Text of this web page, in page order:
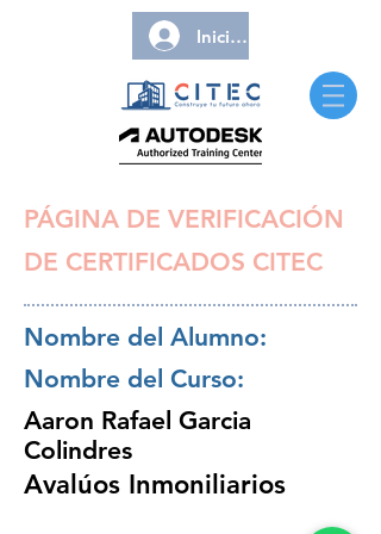
Iniciar sesión
PÁGINA DE VERIFICACIÓN
DE CERTIFICADOS CITEC
Nombre del Alumno:
Nombre del Curso:
Aaron Rafael Garcia
Colindres
Avalúos Inmoniliarios